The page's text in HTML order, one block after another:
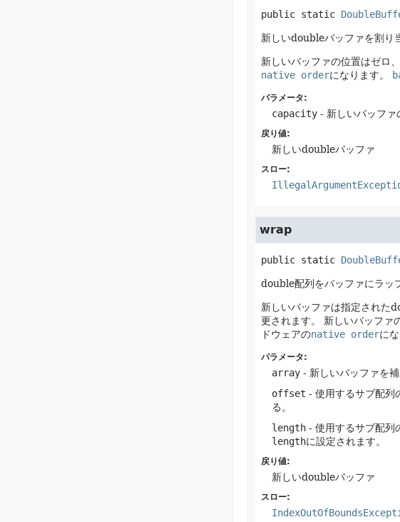
public static
新しいdoubleバッファを割り
新しいバッファの位置はゼロ
native orderになります。
パラメータ:
capacity- 新しいバッフ
戻り値:
新しいdoubleバッファ
スロー:
wrap
public static
double配列をバッファにラッ
新しいバッファは指定された
更されます。
新しいバッファ
ドウェアのnative orderにな
パラメータ:
array- 新しいバッファを補
offset - 使用するサブ配列
る。
length- 使用するサブ配列
lengthに設定されます。
戻り値:
新しいdoubleバッファ
スロー: